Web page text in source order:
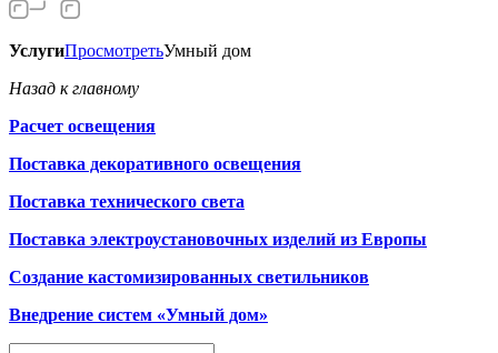
УслугиПросмотретьУмный дом
Назад к главному
Расчет освещения
Поставка декоративного освещения
Поставка технического света
Поставка электроустановочных изделий из Европы
Создание кастомизированных светильников
Внедрение систем «Умный дом»